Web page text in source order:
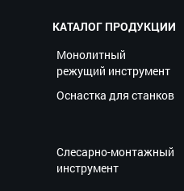
КАТАЛОГ ПРОДУКЦИИ
Монолитный
режущий инструмент
Оснастка для станков
Слесарно-монтажный
инструмент